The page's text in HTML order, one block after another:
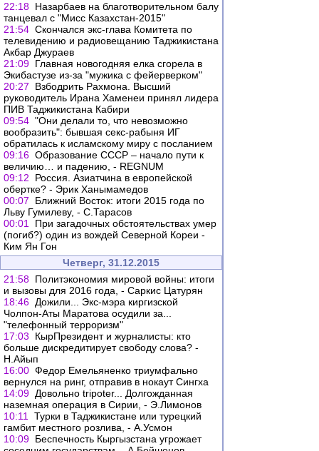
22:18 Назарбаев на благотворительном балу
танцевал с "Мисс Казахстан-2015"
21:54 Скончался экс-глава Комитета по
телевидению и радиовещанию Таджикистана
Акбар Джураев
21:09 Главная новогодняя елка сгорела в
Экибастузе из-за "мужика с фейерверком"
20:27
Взбодрить Рахмона. Высший
руководитель Ирана Хаменеи принял лидера
ПИВ Таджикистана Кабири
09:54 "Они делали то, что невозможно
вообразить": бывшая секс-рабыня ИГ
обратилась к исламскому миру с посланием
09:16 Образование СССР – начало пути к
величию… и падению, - REGNUM
09:12
Россия. Азиатчина в европейской
обертке? - Эрик Ханымамедов
00:07
Ближний Восток: итоги 2015 года по
Льву Гумилеву, - С.Тарасов
00:01
При загадочных обстоятельствах умер
(погиб?) один из вождей Северной Кореи -
Ким Ян Гон
Четверг, 31.12.2015
21:58 Политэкономия мировой войны: итоги
и вызовы для 2016 года, - Саркис Цатурян
18:46 Дожили... Экс-мэра киргизской
Чолпон-Аты Маратова осудили за...
"телефонный терроризм"
17:03
КырПрезидент и журналисты: кто
больше дискредитирует свободу слова? -
Н.Айып
16:00 Федор Емельяненко триумфально
вернулся на ринг, отправив в нокаут Сингха
14:09 Довольно tripoter... Долгожданная
наземная операция в Сирии, - Э.Лимонов
10:11
Турки в Таджикистане или турецкий
гамбит местного розлива, - А.Усмон
10:09 Беспечность Кыргызстана угрожает